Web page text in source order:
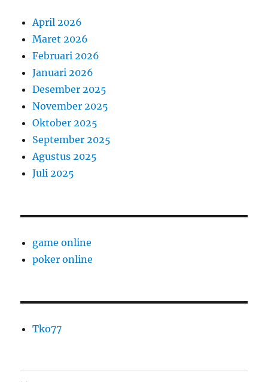
April 2026
Maret 2026
Februari 2026
Januari 2026
Desember 2025
November 2025
Oktober 2025
September 2025
Agustus 2025
Juli 2025
game online
poker online
Tko77